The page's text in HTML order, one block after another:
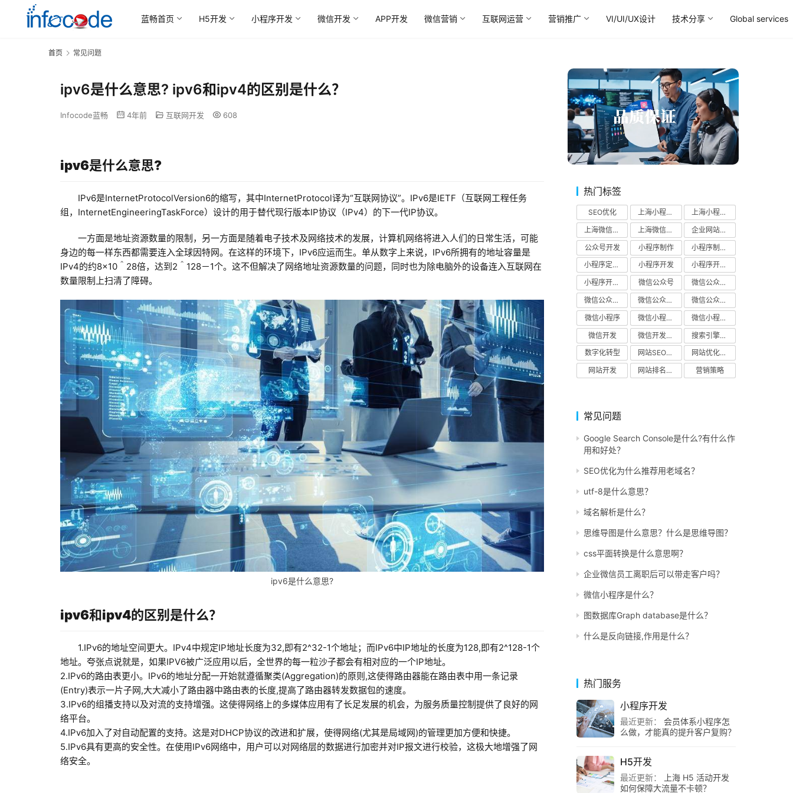
蓝畅首页 H5开发 小程序开发 微信开发 APP开发 微信营销 互联网运营 营销推广 VI/UI/UX设计 技术分享 Global services
首页 常见问题
ipv6是什么意思? ipv6和ipv4的区别是什么？
Infocode蓝畅 4年前 互联网开发 608
ipv6是什么意思?
IPv6是InternetProtocolVersion6的缩写，其中InternetProtocol译为“互联网协议”。IPv6是IETF（互联网工程任务
组，InternetEngineeringTaskForce）设计的用于替代现行版本IP协议（IPv4）的下一代IP协议。
一方面是地址资源数量的限制，另一方面是随着电子技术及网络技术的发展，计算机网络将进入人们的日常生活，可能
身边的每一样东西都需要连入全球因特网。在这样的环境下，IPv6应运而生。单从数字上来说，IPv6所拥有的地址容量是
IPv4的约8×10＾28倍，达到2＾128－1个。这不但解决了网络地址资源数量的问题，同时也为除电脑外的设备连入互联网在
数量限制上扫清了障碍。
ipv6是什么意思?
ipv6和ipv4的区别是什么？
1.IPv6的地址空间更大。IPv4中规定IP地址长度为32,即有2^32-1个地址；而IPv6中IP地址的长度为128,即有2^128-1个
地址。夸张点说就是，如果IPV6被广泛应用以后，全世界的每一粒沙子都会有相对应的一个IP地址。
2.IPv6的路由表更小。IPv6的地址分配一开始就遵循聚类(Aggregation)的原则,这使得路由器能在路由表中用一条记录
(Entry)表示一片子网,大大减小了路由器中路由表的长度,提高了路由器转发数据包的速度。
3.IPv6的组播支持以及对流的支持增强。这使得网络上的多媒体应用有了长足发展的机会，为服务质量控制提供了良好的网
络平台。
4.IPv6加入了对自动配置的支持。这是对DHCP协议的改进和扩展，使得网络(尤其是局域网)的管理更加方便和快捷。
5.IPv6具有更高的安全性。在使用IPv6网络中，用户可以对网络层的数据进行加密并对IP报文进行校验，这极大地增强了网
络安全。
热门标签
SEO优化 上海小程序制作公司
上海小程序开发公司
上海微信公众号开发
上海微信小程序开发公司
企业网站SEO优化
公众号开发
小程序制作
小程序制作公司
小程序定制开发
小程序开发
小程序开发公司
小程序开发解决方案
微信公众号
微信公众号开发
微信公众号开发公司
微信公众号开发解决方案
微信公众平台
微信小程序
微信小程序开发
微信小程序开发解决方案
微信开发
微信开发公司
搜索引擎优化
数字化转型
网站SEO优化
网站优化公司
网站开发
网站排名优化 营销策略
常见问题
Google Search Console是什么?有什么作
用和好处？
SEO优化为什么推荐用老域名？
utf-8是什么意思？
域名解析是什么？
思维导图是什么意思？什么是思维导图？
css平面转换是什么意思啊？
企业微信员工离职后可以带走客户吗？
微信小程序是什么？
图数据库Graph database是什么？
什么是反向链接,作用是什么？
热门服务
小程序开发
最近更新：
会员体系小程序怎
么做，才能真的提升客户复购？
H5开发
最近更新：
上海 H5 活动开发
如何保障大流量不卡顿？